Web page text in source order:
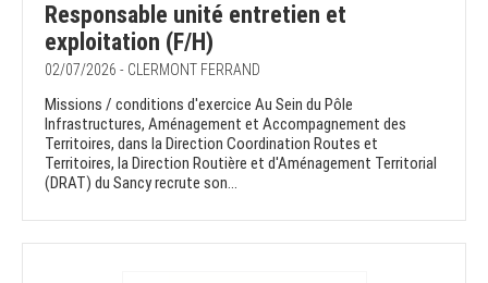
Responsable unité entretien et
exploitation (F/H)
02/07/2026 - CLERMONT FERRAND
Missions / conditions d'exercice Au Sein du Pôle
Infrastructures, Aménagement et Accompagnement des
Territoires, dans la Direction Coordination Routes et
Territoires, la Direction Routière et d'Aménagement Territorial
(DRAT) du Sancy recrute son...